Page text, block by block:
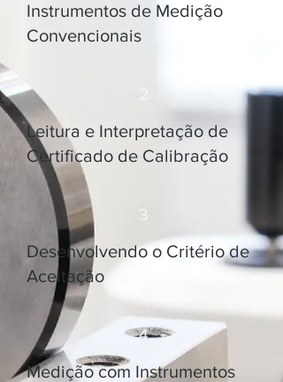
Instrumentos de Medição
Convencionais
2
Leitura e Interpretação de
Certificado de Calibração
3
Desenvolvendo o Critério de
Aceitação
4
Medição com Instrumentos